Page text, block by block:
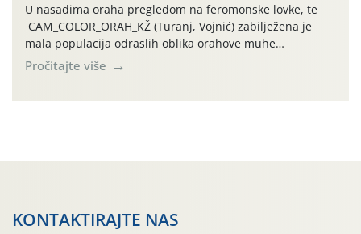
U nasadima oraha pregledom na feromonske lovke, te
CAM_COLOR_ORAH_KŽ (Turanj, Vojnić) zabilježena je
mala populacija odraslih oblika orahove muhe
(Rhagoletis completa). Niska brojnost može se objasniti
činjenicom da je riječ o mladim nasadima s vrlo malim
Pročitajte više
KONTAKTIRAJTE NAS